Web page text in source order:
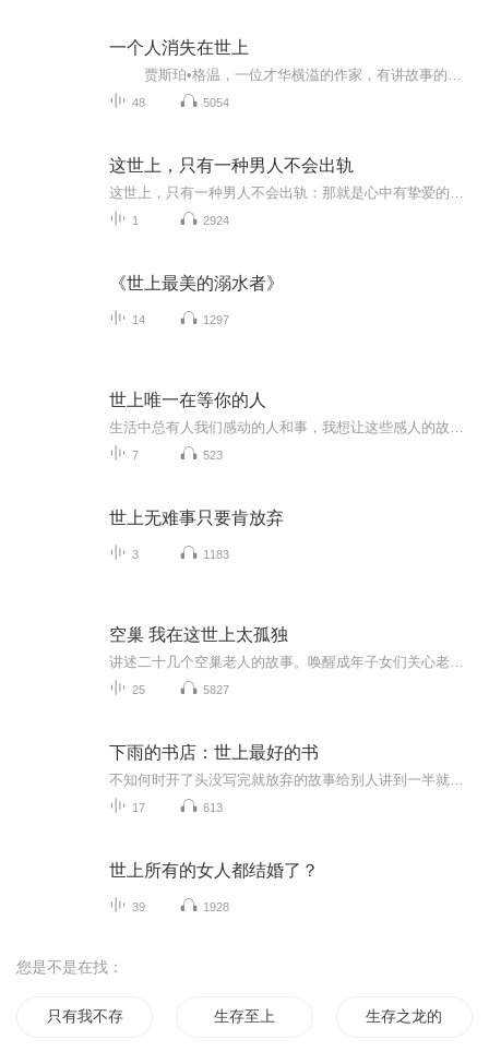
一个人消失在世上
48 5054
这世上，只有一种男人不会出轨
1 2924
《世上最美的溺水者》
14 1297
世上唯一在等你的人
7 523
世上无难事只要肯放弃
3 1183
空巢 我在这世上太孤独
25 5827
下雨的书店：世上最好的书
17 613
世上所有的女人都结婚了？
39 1928
您是不是在找：
只有我不存在的时间 生存至上 生存之龙的传人